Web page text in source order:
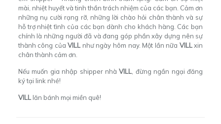
mài, nhiệt huyết và tinh thần trách nhiệm của các bạn. Cảm ơn
những nụ cười rạng rỡ, những lời chào hỏi chân thành và sự
hỗ trợ nhiệt tình của các bạn dành cho khách hàng. Các bạn
chính là những người đã và đang góp phần xây dựng nên sự
thành công củaVILL như ngày hôm nay. Một lần nữa VILLxin
chân thành cảm ơn.
Nếu muốn gia nhập shipper nhàVILL , đừng ngần ngạiđăng
ký tại link nhé!
VILL lăn bánh mọi miền quê!